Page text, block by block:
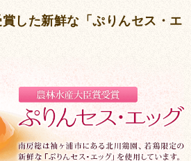
した新鮮な「ぷりんセス・エ